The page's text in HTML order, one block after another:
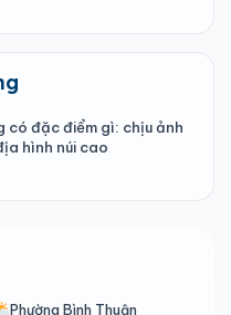
có đặc điểm gì: chịu ảnh
hình núi cao
Phường Bình Thuận